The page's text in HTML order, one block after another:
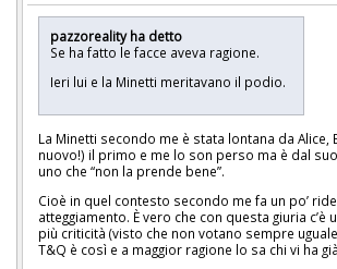
pazzoreality ha detto
Se ha fatto le facce aveva ragione.
Ieri lui e la Minetti meritavano il podio.
La Minetti secondo me è stata lontana da Alice,
nuovo!) il primo e me lo son perso ma è dal
uno che “non la prende bene”.
Cioè in quel contesto secondo me fa un po’
atteggiamento. È vero che con questa giuria c’è
più criticità (visto che non votano sempre
T&Q è così e a maggior ragione lo sa chi vi ha